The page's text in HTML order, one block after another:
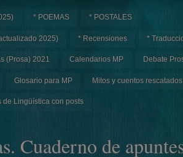
* POEMAS * POSTALES
2025) * Recensiones *
(Prosa) 2021 Calendarios MP Debate
Glosario para MP Mitos y cuentos rescatados
de Lingüística con posts
Cuaderno de